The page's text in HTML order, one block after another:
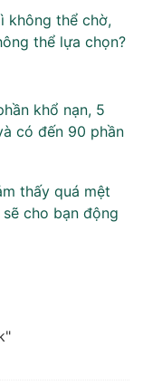
không thể chờ,
thể lựa chọn?
khổ nạn, 5
có đến 90 phần
thấy quá mệt
cho bạn động